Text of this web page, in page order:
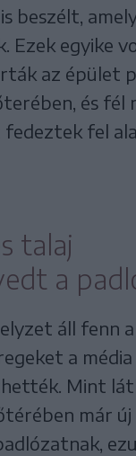
beszélt,
Ezek egyike
az épület
és fél
fedeztek fel
talaj
a
áll fenn
a
Mint
már